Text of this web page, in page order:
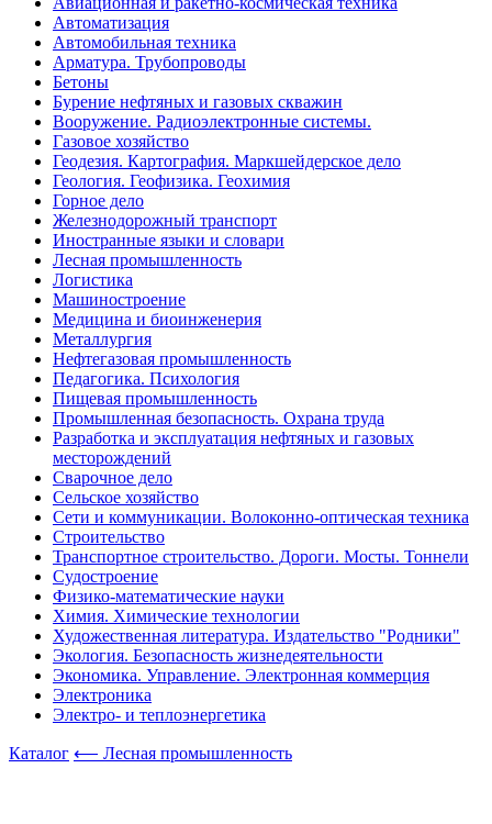
Автоматизация
Автомобильная техника
Арматура. Трубопроводы
Бетоны
Бурение нефтяных и газовых скважин
Вооружение. Радиоэлектронные системы.
Газовое хозяйство
Геодезия. Картография. Маркшейдерское дело
Геология. Геофизика. Геохимия
Горное дело
Железнодорожный транспорт
Иностранные языки и словари
Лесная промышленность
Логистика
Машиностроение
Медицина и биоинженерия
Металлургия
Нефтегазовая промышленность
Педагогика. Психология
Пищевая промышленность
Промышленная безопасность. Охрана труда
Разработка и эксплуатация нефтяных и газовых
месторождений
Сварочное дело
Сельское хозяйство
Сети и коммуникации. Волоконно-оптическая техника
Строительство
Транспортное строительство. Дороги. Мосты. Тоннели
Судостроение
Физико-математические науки
Химия. Химические технологии
Художественная литература. Издательство "Родники"
Экология. Безопасность жизнедеятельности
Экономика. Управление. Электронная коммерция
Электроника
Электро- и теплоэнергетика
Каталог ⟵ Лесная промышленность